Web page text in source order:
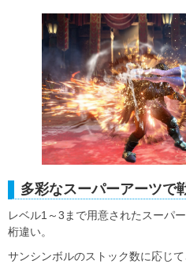
多彩なスーパーアーツで
レベル1～3まで用意されたスーパ
桁違い。
サンシンボルのストック数に応じ